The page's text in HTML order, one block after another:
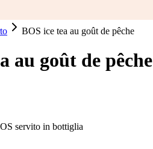
BOS ice tea au goût de pêche
au goût de pêche
servito in bottiglia